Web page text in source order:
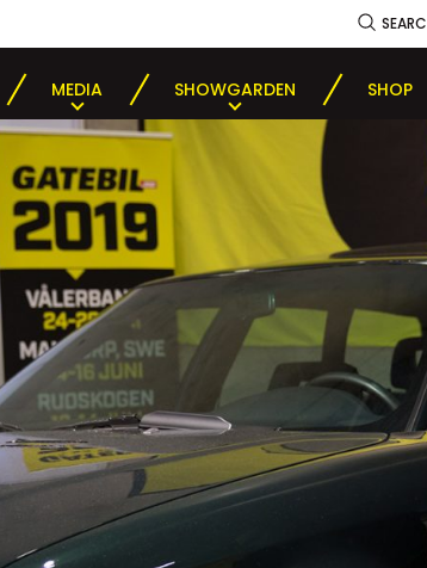
MEDIA SHOWGARDEN SHOP